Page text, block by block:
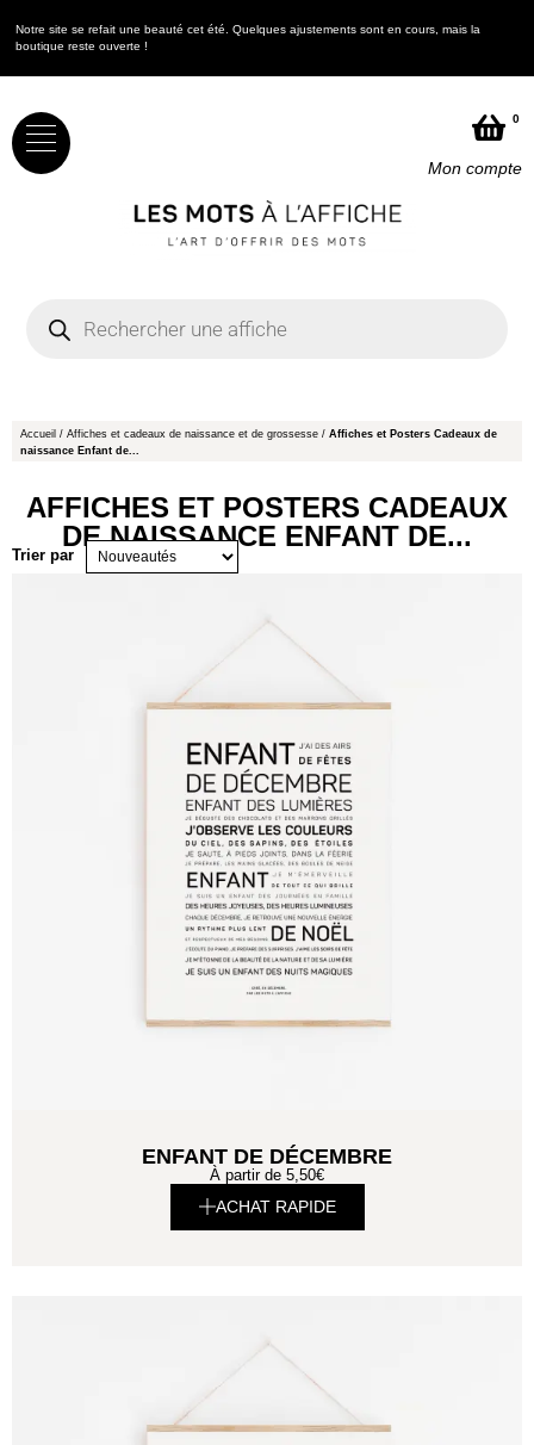
Notre site se refait une beauté cet été. Quelques ajustements sont en cours, mais la
boutique reste ouverte !
0
Mon compte
Accueil / Affiches et cadeaux de naissance et de grossesse / Affiches et Posters Cadeaux de
naissance Enfant de...
AFFICHES ET POSTERS CADEAUX
DE NAISSANCE ENFANT DE...
Trier par
ENFANT DE DÉCEMBRE
À partir de 5,50€
ACHAT RAPIDE